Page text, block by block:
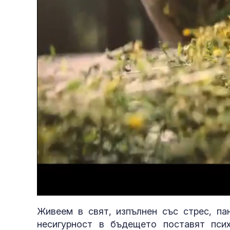
Живеем в свят, изпълнен със стрес,
несигурност в бъдещето поставят